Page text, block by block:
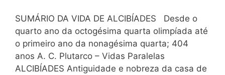
SUMÁRIO DA VIDA DE ALCIBÍADES Desde o
quarto ano da octogésima quarta olimpíada até
o primeiro ano da nonagésima quarta; 404
anos A. C. Plutarco – Vidas Paralelas
ALCIBÍADES Antiguidade e nobreza da casa de